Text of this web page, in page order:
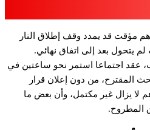
مؤقت قد يمدد وقف إطلاق النار
يتحول بعد إلى اتفاق نهائي.
عقد اجتماعا استمر نحو ساعتين في
المقترح، من دون إعلان قرار
لا يزال غير مكتمل، وأن بعض ما
المطروح.